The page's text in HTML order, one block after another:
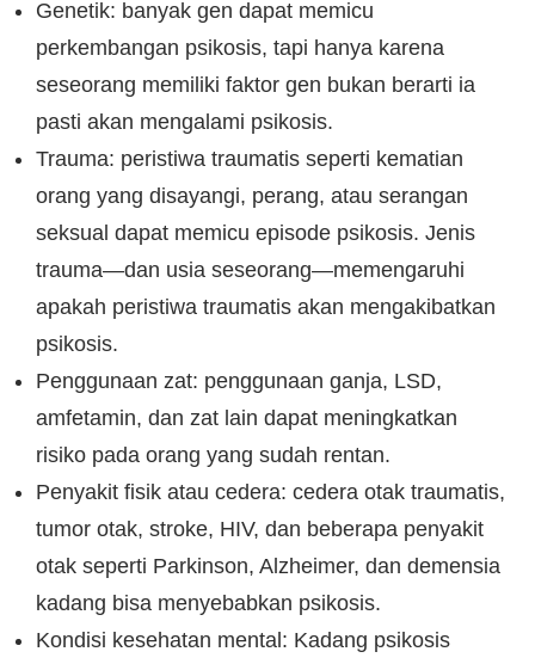
Genetik: banyak gen dapat memicu
perkembangan psikosis, tapi hanya karena
seseorang memiliki faktor gen bukan berarti ia
pasti akan mengalami psikosis.
Trauma: peristiwa traumatis seperti kematian
orang yang disayangi, perang, atau serangan
seksual dapat memicu episode psikosis. Jenis
trauma—dan usia seseorang—memengaruhi
apakah peristiwa traumatis akan mengakibatkan
psikosis.
Penggunaan zat: penggunaan ganja, LSD,
amfetamin, dan zat lain dapat meningkatkan
risiko pada orang yang sudah rentan.
Penyakit fisik atau cedera: cedera otak traumatis,
tumor otak, stroke, HIV, dan beberapa penyakit
otak seperti Parkinson, Alzheimer, dan demensia
kadang bisa menyebabkan psikosis.
Kondisi kesehatan mental: Kadang psikosis